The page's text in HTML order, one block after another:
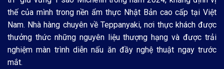
thế của mình trong nền ẩm thực Nhật Bản cao cấp tại Việt
Nam. Nhà hàng chuyên về Teppanyaki, nơi thực khách được
thưởng thức những nguyên liệu thượng hạng và được trải
nghiệm màn trình diễn nấu ăn đầy nghệ thuật ngay trước
mắt.